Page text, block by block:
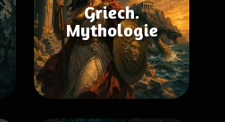
Griech.
Mythologie